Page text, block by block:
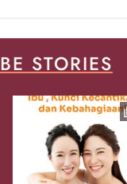
BE STORIES